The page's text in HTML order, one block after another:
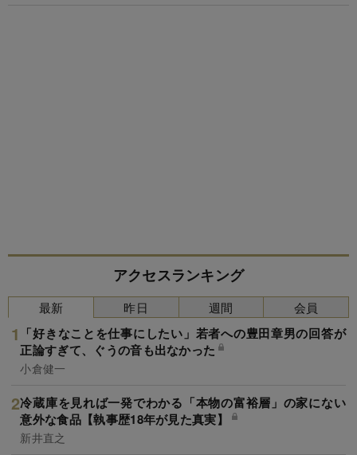
アクセスランキング
最新
「好きなことを仕事にしたい」若者への豊田章男の回答が
正論すぎて、ぐうの音も出なかった
小倉健一
冷蔵庫を見れば一発でわかる「本物の富裕層」の家にない
意外な食品【執事歴18年が見た真実】
新井直之
昨日 週間 会員